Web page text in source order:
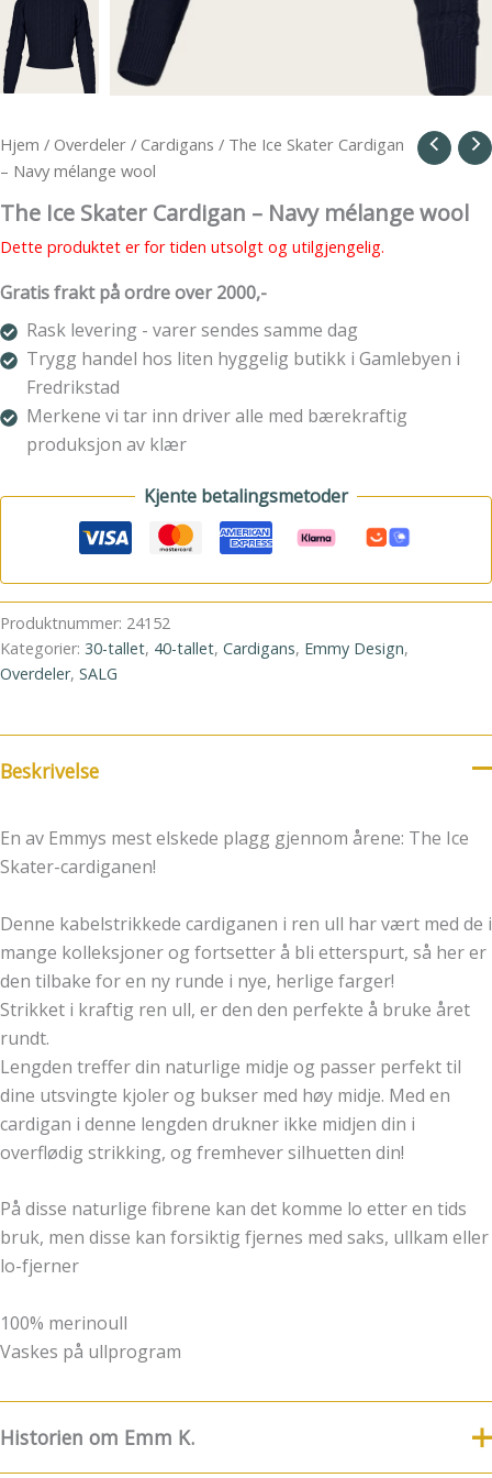
Hjem / Overdeler / Cardigans / The Ice Skater Cardigan
– Navy mélange wool
The Ice Skater Cardigan – Navy mélange wool
Dette produktet er for tiden utsolgt og utilgjengelig.
Gratis frakt på ordre over 2000,-
Rask levering - varer sendes samme dag
Trygg handel hos liten hyggelig butikk i Gamlebyen i
Fredrikstad
Merkene vi tar inn driver alle med bærekraftig
produksjon av klær
Kjente betalingsmetoder
Produktnummer: 24152
Kategorier: 30-tallet, 40-tallet, Cardigans, Emmy Design,
Overdeler, SALG
Beskrivelse
En av Emmys mest elskede plagg gjennom årene: The Ice
Skater-cardiganen!
Denne kabelstrikkede cardiganen i ren ull har vært med de ​​i
mange kolleksjoner og fortsetter å bli etterspurt, så her er
den tilbake for en ny runde i nye, herlige farger!
Strikket i kraftig ren ull, er den den perfekte å bruke året
rundt.
Lengden treffer din naturlige midje og passer perfekt til
dine utsvingte kjoler og bukser med høy midje. Med en
cardigan i denne lengden drukner ikke midjen din i
overflødig strikking, og fremhever silhuetten din!
På disse naturlige fibrene kan det komme lo etter en tids
bruk, men disse kan forsiktig fjernes med saks, ullkam eller
lo-fjerner
100% merinoull
Vaskes på ullprogram
Historien om Emm K.